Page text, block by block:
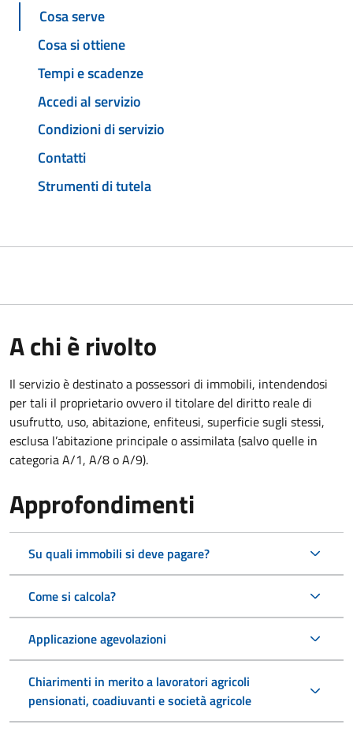
Cosa serve
Cosa si ottiene
Tempi e scadenze
Accedi al servizio
Condizioni di servizio
Contatti
Strumenti di tutela
A chi è rivolto
Il servizio è destinato a possessori di immobili, intendendosi
per tali il proprietario ovvero il titolare del diritto reale di
usufrutto, uso, abitazione, enfiteusi, superficie sugli stessi,
esclusa l’abitazione principale o assimilata (salvo quelle in
categoria A/1, A/8 o A/9).
Approfondimenti
Su quali immobili si deve pagare?
Come si calcola?
Applicazione agevolazioni
Chiarimenti in merito a lavoratori agricoli
pensionati, coadiuvanti e società agricole